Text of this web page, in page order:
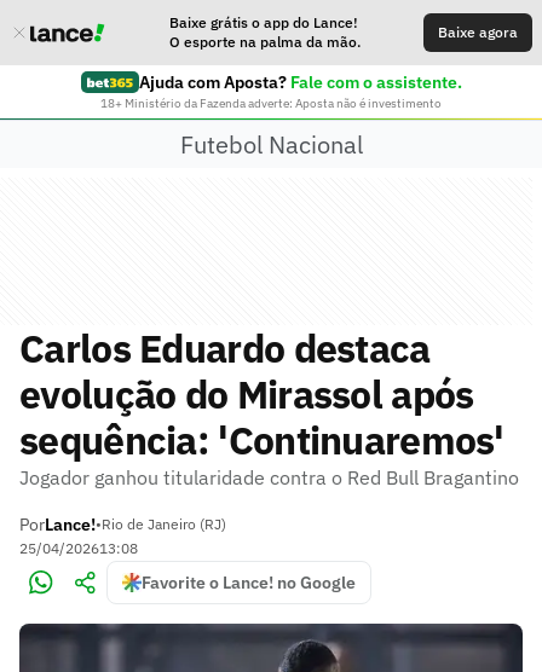
Baixe grátis o app do Lance!
O esporte na palma da mão.
Baixe agora
Ajuda com Aposta? Fale com o assistente.
18+ Ministério da Fazenda adverte: Aposta não é investimento
Futebol Nacional
Carlos Eduardo destaca
evolução do Mirassol após
sequência: 'Continuaremos'
Jogador ganhou titularidade contra o Red Bull Bragantino
PorLance!•Rio de Janeiro (RJ)
25/04/202613:08
Favorite o Lance! no Google